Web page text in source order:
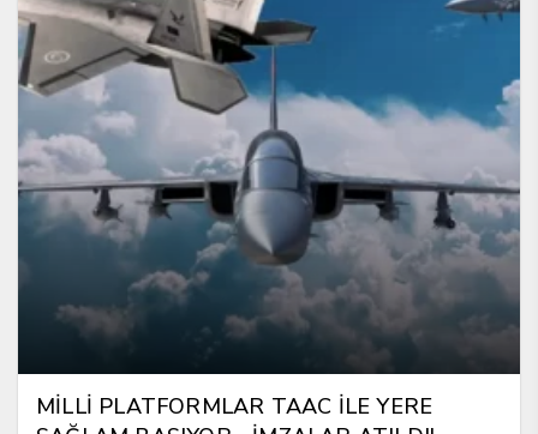
MİLLİ PLATFORMLAR TAAC İLE YERE